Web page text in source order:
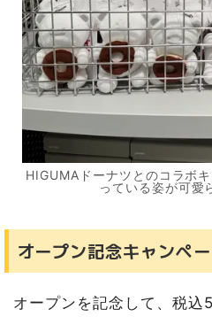
HIGUMAドーナツとのコラボ
っている姿が可愛
オープン記念キャンペ
オープンを記念して、税